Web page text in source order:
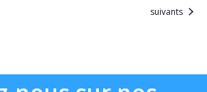
Évènements
suivants